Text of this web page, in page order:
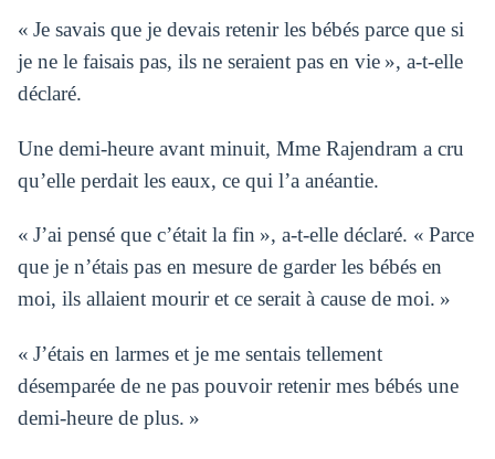
« Je savais que je devais retenir les bébés parce que si
je ne le faisais pas, ils ne seraient pas en vie », a-t-elle
déclaré.
Une demi-heure avant minuit, Mme Rajendram a cru
qu’elle perdait les eaux, ce qui l’a anéantie.
« J’ai pensé que c’était la fin », a-t-elle déclaré. « Parce
que je n’étais pas en mesure de garder les bébés en
moi, ils allaient mourir et ce serait à cause de moi. »
« J’étais en larmes et je me sentais tellement
désemparée de ne pas pouvoir retenir mes bébés une
demi-heure de plus. »